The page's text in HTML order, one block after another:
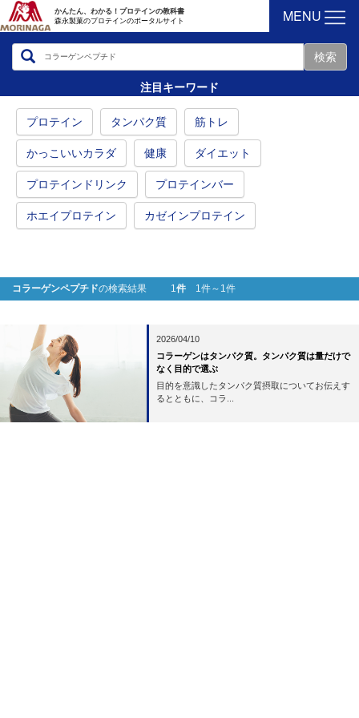
かんたん、わかる！プロテインの教科書
森永製菓のプロテインのポータルサイト
MENU
注目キーワード
プロテイン タンパク質 筋トレ
かっこいいカラダ 健康 ダイエット
プロテインドリンク プロテインバー
ホエイプロテイン カゼインプロテイン
コラーゲンペプチドの検索結果 1件 1件～1件
2026/04/10
コラーゲンはタンパク質。タンパク質は量だけで
なく目的で選ぶ
目的を意識したタンパク質摂取についてお伝えす
るとともに、コラ...